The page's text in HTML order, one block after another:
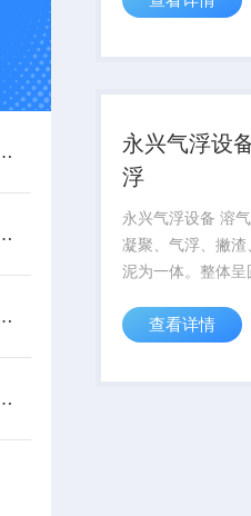
方法主要包括以下几个核心阶段
保养需从以下方面入手
实操指南，让新手也能轻松上手！
这几招，让设备稳效运行更省心！
置，中水回用装置
永兴气浮设
浮
永兴气浮设备 溶
凝聚、气浮、撇渣
泥为一体。整体呈
由五大部分组成池
机构，集水机构等
查看详情